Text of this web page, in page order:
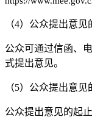
（4）公众提出意
公众可通过信函、
式提出意见。
（5）公众提出意见
公众提出意见的起